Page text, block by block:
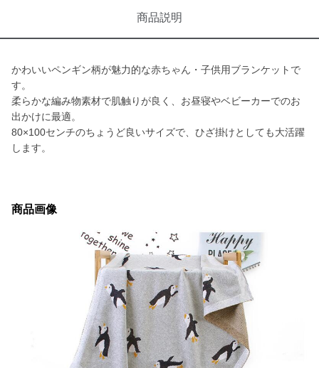
商品説明
かわいいペンギン柄が魅力的な赤ちゃん・子供用ブランケットで
す。
柔らかな編み物素材で肌触りが良く、お昼寝やベビーカーでのお
出かけに最適。
80×100センチのちょうど良いサイズで、ひざ掛けとしても大活躍
します。
商品画像